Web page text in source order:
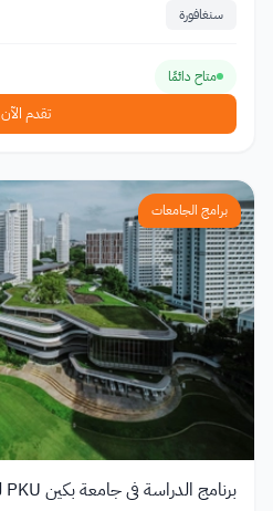
سنغافورة
متاح دائمًا
تقدم الآن
برامج الجامعات
برنامج الدراسة في جامعة بكين PKU للطلاب الدوليين 2026